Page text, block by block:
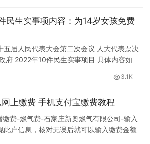
民生实事项内容：为14岁女孩免费
五届人民代表大会第二次会议 人大代表票决
府 2022年10件民生实事项目 具体内容如
3.1K
上缴费 手机支付宝缴费教程
费-燃气费-石家庄新奥燃气有限公司-输入
此户信息，核对无误后就可以输入缴费金额